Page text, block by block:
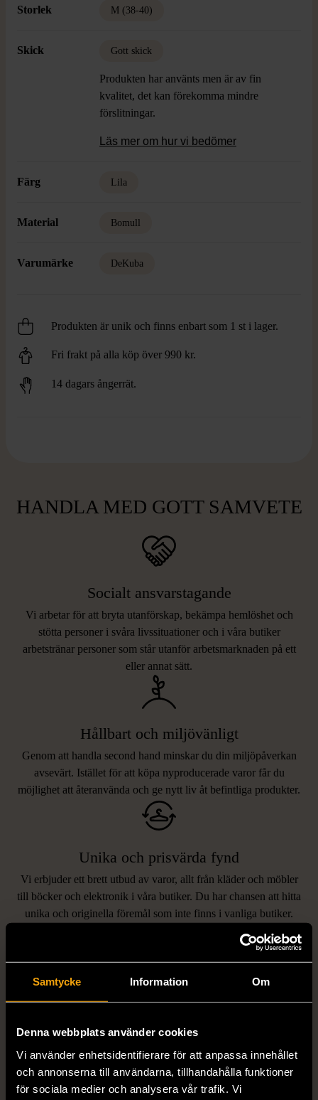
Samtycke Information Om
Denna webbplats använder cookies
Vi använder enhetsidentifierare för att anpassa innehållet
och annonserna till användarna, tillhandahålla funktioner
för sociala medier och analysera vår trafik. Vi
Storlek M (38-40)
Skick Gott skick
Produkten har använts men är av fin
kvalitet, det kan förekomma mindre
förslitningar.
Läs mer om hur vi bedömer
Färg Lila
Material Bomull
Varumärke DeKuba
Produkten är unik och finns enbart som 1 st i lager.
Fri frakt på alla köp över 990 kr.
14 dagars ångerrät.
HANDLA MED GOTT SAMVETE
Socialt ansvarstagande
Vi arbetar för att bryta utanförskap, bekämpa hemlöshet och
stötta personer i svåra livssituationer och i våra butiker
arbetstränar personer som står utanför arbetsmarknaden på ett
eller annat sätt.
Hållbart och miljövänligt
Genom att handla second hand minskar du din miljöpåverkan
avsevärt. Istället för att köpa nyproducerade varor får du
möjlighet att återanvända och ge nytt liv åt befintliga produkter.
Unika och prisvärda fynd
Vi erbjuder ett brett utbud av varor, allt från kläder och möbler
till böcker och elektronik i våra butiker. Du har chansen att hitta
unika och originella föremål som inte finns i vanliga butiker.
LIKNANDE PRODUKTER
Hitta produkter som påminner om denna
1/5 1/5